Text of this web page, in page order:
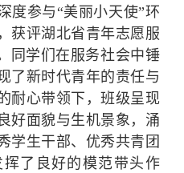
度参与“美丽小天使”环
获评湖北省青年志愿服
同学们在服务社会中锤
了新时代青年的责任与
耐心带领下，班级呈现
好面貌与生机景象，涌
学生干部、优秀共青团
了良好的模范带头作